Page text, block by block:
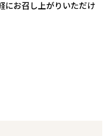
にお召し上がりいただけ